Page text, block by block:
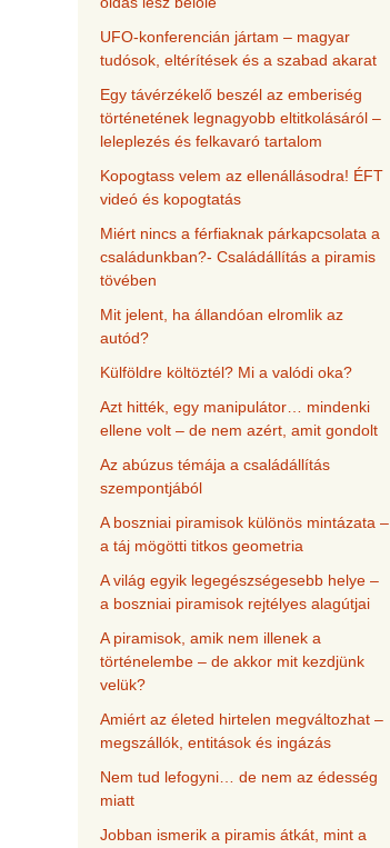
UFO-konferencián jártam – magyar
tudósok, eltérítések és a szabad akarat
Egy távérzékelő beszél az emberiség
történetének legnagyobb eltitkolásáról –
leleplezés és felkavaró tartalom
Kopogtass velem az ellenállásodra! ÉFT
videó és kopogtatás
Miért nincs a férfiaknak párkapcsolata a
családunkban?- Családállítás a piramis
tövében
Mit jelent, ha állandóan elromlik az
autód?
Külföldre költöztél? Mi a valódi oka?
Azt hitték, egy manipulátor… mindenki
ellene volt – de nem azért, amit gondolt
Az abúzus témája a családállítás
szempontjából
A boszniai piramisok különös mintázata –
a táj mögötti titkos geometria
A világ egyik legegészségesebb helye –
a boszniai piramisok rejtélyes alagútjai
A piramisok, amik nem illenek a
történelembe – de akkor mit kezdjünk
velük?
Amiért az életed hirtelen megváltozhat –
megszállók, entitások és ingázás
Nem tud lefogyni… de nem az édesség
miatt
Jobban ismerik a piramis átkát, mint a